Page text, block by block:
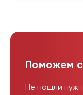
Поможем
Не нашли